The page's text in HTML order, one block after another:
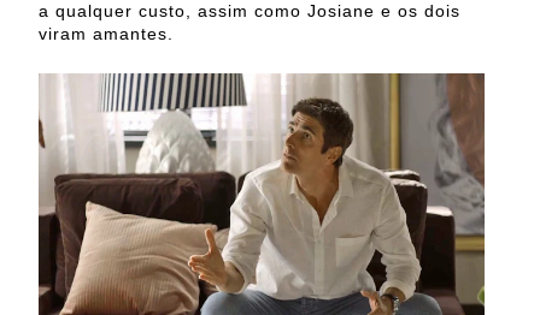
a qualquer custo, assim como Josiane e os dois
viram amantes.